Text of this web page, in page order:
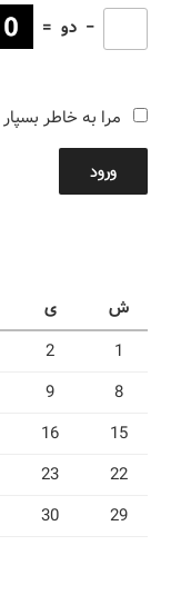
− دو =
مرا به خاطر بسپار
ورود
ش
ی
1
2
8
9
15
16
22
23
29
30